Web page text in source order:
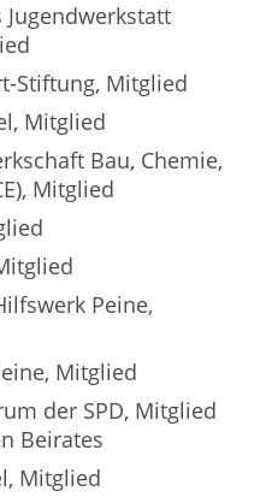
Jugendwerkstatt
Stiftung, Mitglied
Mitglied
Bau, Chemie,
Mitglied
Peine,
Mitglied
der SPD, Mitglied
Beirates
Mitglied